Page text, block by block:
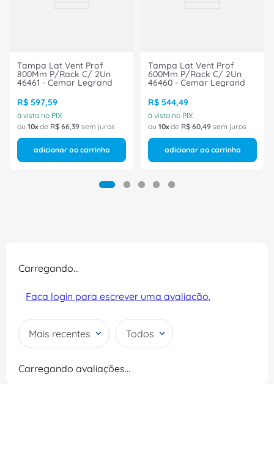
Tampa Lat Vent Prof
800Mm P/Rack C/ 2Un
46461 - Cemar Legrand
R$ 597,59
à vista no PIX
ou 10 de R$ 66,39 sem juros
adicionar ao carrinho
Tampa Lat Vent Prof
600Mm P/Rack C/ 2Un
46460 - Cemar Legrand
R$ 544,49
à vista no PIX
ou 10 de R$ 60,49 sem juros
adicionar ao carrinho
Carregando…
Faça login para escrever uma avaliação.
Mais recentes Todos
Carregando avaliações…